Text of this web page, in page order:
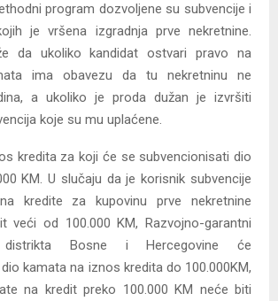
program dozvoljene su subvencije i
je vršena izgradnja prve nekretnine.
da ukoliko kandidat ostvari pravo na
ima obavezu da tu nekretninu ne
a ukoliko je proda dužan je izvršiti
koje su mu uplaćene.
kredita za koji će se subvencionisati dio
KM. U slučaju da je korisnik subvencije
kredite za kupovinu prve nekretnine
veći od 100.000 KM, Razvojno-garantni
Bosne i Hercegovine će
kamata na iznos kredita do 100.000KM,
na kredit preko 100.000 KM neće biti